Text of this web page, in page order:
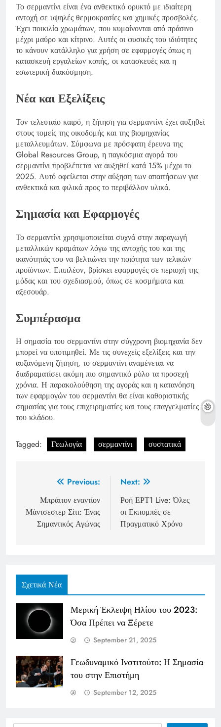
Το σερμαντίνι είναι ένα ανθεκτικό ορυκτό με ιδιαίτερη
αντοχή σε υψηλές θερμοκρασίες και χημικές προσβολές.
Έχει ποικιλία χρωμάτων, που κυμαίνονται από πράσινο
μέχρι μαύρο και κίτρινο. Αυτές οι φυσικές του ιδιότητες
το κάνουν κατάλληλο για χρήση σε εφαρμογές όπως η
κατασκευή εργαλείων κοπής, οι κατασκευές και η
εσωτερική διακόσμηση.
Νέα και Εξελίξεις
Τον τελευταίο καιρό, η ζήτηση για σερμαντίνι έχει αυξηθεί
στους τομείς της οικοδομής και της βιομηχανίας
μεταλλευμάτων. Σύμφωνα με πρόσφατη έρευνα της
Global Resources Group, η παγκόσμια αγορά του
σερμαντίνι προβλέπεται να αυξηθεί κατά 15% μέχρι το
2025. Αυτό οφείλεται στην αύξηση των απαιτήσεων για
ανθεκτικά και φιλικά προς το περιβάλλον υλικά.
Σημασία και Εφαρμογές
Το σερμαντίνι χρησιμοποιείται συχνά στην παραγωγή
μεταλλικών κραμάτων λόγω της αντοχής του και της
ικανότητάς του να βελτιώνει την ποιότητα των τελικών
προϊόντων. Επιπλέον, βρίσκει εφαρμογές σε περιοχή της
μόδας και του σχεδιασμού, όπως σε κοσμήματα και
αξεσουάρ.
Συμπέρασμα
Η σημασία του σερμαντίνι στην σύγχρονη βιομηχανία δεν
μπορεί να υποτιμηθεί. Με τις συνεχείς εξελίξεις και την
αυξανόμενη ζήτηση, το σερμαντίνι αναμένεται να
διαδραματίσει ακόμη πιο σημαντικό ρόλο τα προσεχή
χρόνια. Η παρακολούθηση της αγοράς και η κατανόηση
των εφαρμογών του σερμαντίνι θα είναι καθοριστικής
σημασίας για τους επιχειρηματίες και τους επαγγελματίες
του κλάδου.
Tagged: Γεωλογία σερμαντίνι συστατικά
navigation
Previous:
Μπράιτον εναντίον
Μάντσεστερ Σίτι: Ένας
Σημαντικός Αγώνας
Next:
Ροή ΕΡΤ1 Live: Όλες
οι Εκπομπές σε
Πραγματικό Χρόνο
Σχετικά Νέα
Μερική Έκλειψη Ηλίου του 2023:
Όσα Πρέπει να Ξέρετε
September 21, 2025
Γεωδυναμικό Ινστιτούτο: Η Σημασία
του στην Επιστήμη
September 12, 2025